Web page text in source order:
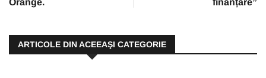
ARTICOLE DIN ACEEAŞI CATEGORIE